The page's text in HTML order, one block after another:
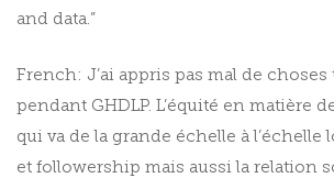
and data.”
French: J’ai appris pas mal de
pendant GHDLP. L’équité en matière
qui va de la grande échelle à l’échelle
et followership mais aussi la relation